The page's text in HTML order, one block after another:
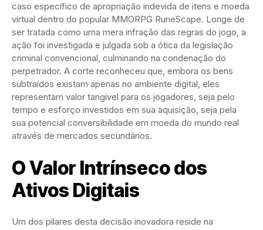
caso específico de apropriação indevida de itens e moeda
virtual dentro do popular MMORPG RuneScape. Longe de
ser tratada como uma mera infração das regras do jogo, a
ação foi investigada e julgada sob a ótica da legislação
criminal convencional, culminando na condenação do
perpetrador. A corte reconheceu que, embora os bens
subtraídos existam apenas no ambiente digital, eles
representam valor tangível para os jogadores, seja pelo
tempo e esforço investidos em sua aquisição, seja pela
sua potencial conversibilidade em moeda do mundo real
através de mercados secundários.
O Valor Intrínseco dos
Ativos Digitais
Um dos pilares desta decisão inovadora reside na